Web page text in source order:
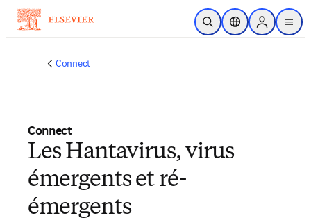
Passer au contenu principal
Ouvrir la recherche
Sélecteur de
Sign in to
menu
Connect
Connect
Les Hantavirus, virus
émergents et ré-
émergents